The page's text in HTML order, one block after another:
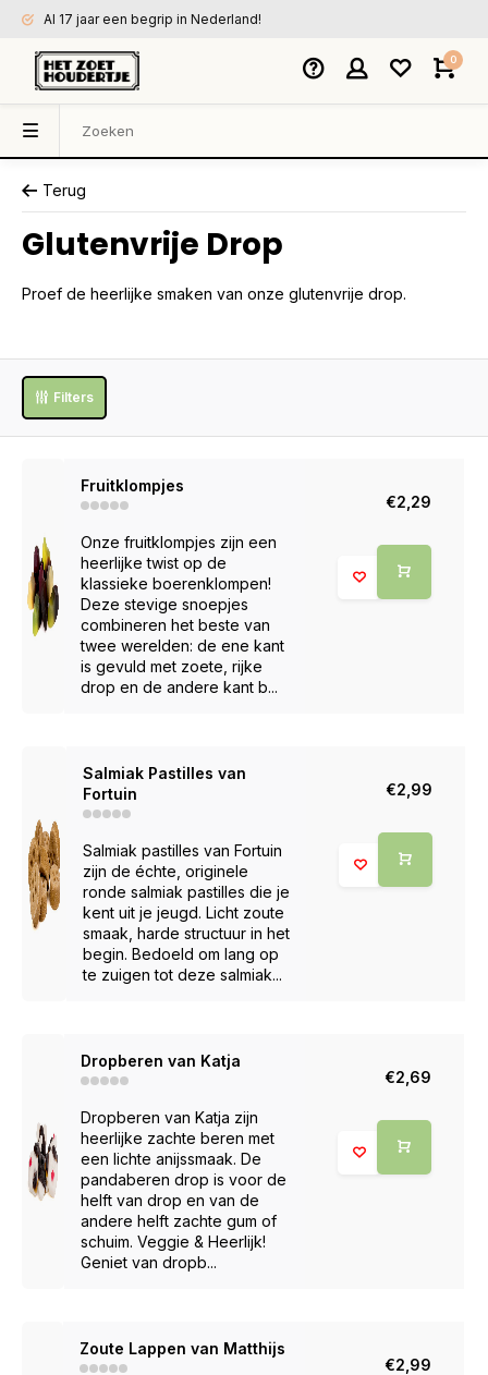
Al 17 jaar een begrip in Nederland!
0
Terug
Glutenvrije Drop
Proef de heerlijke smaken van onze glutenvrije drop.
Filters
Fruitklompjes
Onze fruitklompjes zijn een
heerlijke twist op de
klassieke boerenklompen!
Deze stevige snoepjes
combineren het beste van
twee werelden: de ene kant
is gevuld met zoete, rijke
drop en de andere kant b...
€2,29
Salmiak Pastilles van
Fortuin
Salmiak pastilles van Fortuin
zijn de échte, originele
ronde salmiak pastilles die je
kent uit je jeugd. Licht zoute
smaak, harde structuur in het
begin. Bedoeld om lang op
te zuigen tot deze salmiak...
€2,99
Dropberen van Katja
Dropberen van Katja zijn
heerlijke zachte beren met
een lichte anijssmaak. De
pandaberen drop is voor de
helft van drop en van de
andere helft zachte gum of
schuim. Veggie & Heerlijk!
Geniet van dropb...
€2,69
Zoute Lappen van Matthijs
€2,99